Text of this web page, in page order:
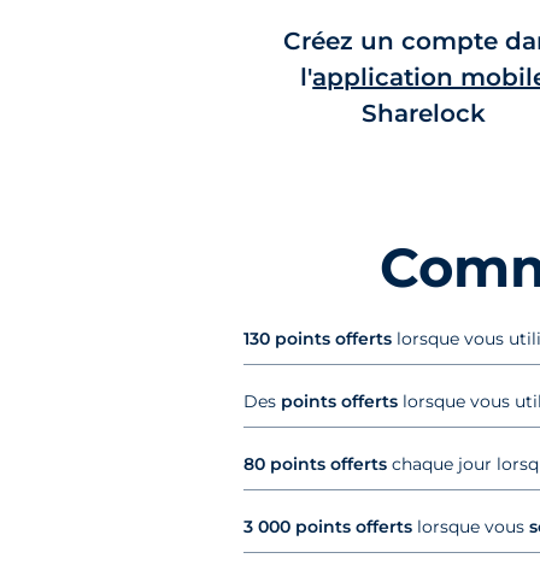
Créez un compte
l'application
Sharelock
130 points offerts lorsque vous
Des points offerts lorsque vous
80 points offertschaque jour
3 000 points offerts lorsque vous